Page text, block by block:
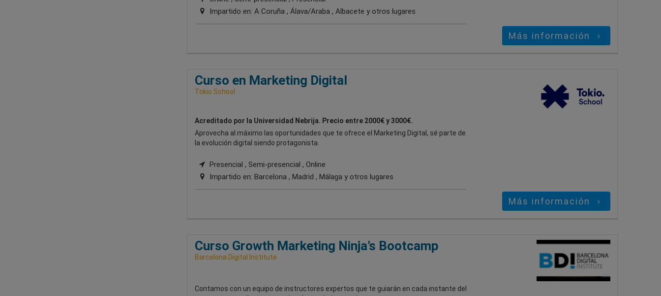
Impartido en: A Coruña , Álava/Araba , Albacete y otros lugares
Más información
Curso en Marketing Digital
Tokio School
Acreditado por la Universidad Nebrija. Precio entre 2000€ y 3000€.
Aprovecha al máximo las oportunidades que te ofrece el Marketing Digital, sé parte de
la evolución digital siendo protagonista.
Presencial , Semi-presencial , Online
Impartido en: Barcelona , Madrid , Málaga y otros lugares
Más información
Curso Growth Marketing Ninja’s Bootcamp
Barcelona Digital Institute
Contamos con un equipo de instructores expertos que te guiarán en cada instante del